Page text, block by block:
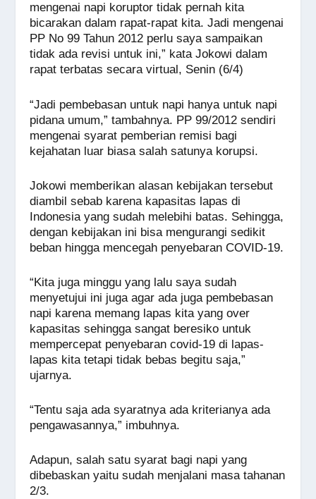
mengenai napi koruptor tidak pernah kita
bicarakan dalam rapat-rapat kita. Jadi mengenai
PP No 99 Tahun 2012 perlu saya sampaikan
tidak ada revisi untuk ini,” kata Jokowi dalam
rapat terbatas secara virtual, Senin (6/4)
“Jadi pembebasan untuk napi hanya untuk napi
pidana umum,” tambahnya. PP 99/2012 sendiri
mengenai syarat pemberian remisi bagi
kejahatan luar biasa salah satunya korupsi.
Jokowi memberikan alasan kebijakan tersebut
diambil sebab karena kapasitas lapas di
Indonesia yang sudah melebihi batas. Sehingga,
dengan kebijakan ini bisa mengurangi sedikit
beban hingga mencegah penyebaran COVID-19.
“Kita juga minggu yang lalu saya sudah
menyetujui ini juga agar ada juga pembebasan
napi karena memang lapas kita yang over
kapasitas sehingga sangat beresiko untuk
mempercepat penyebaran covid-19 di lapas-
lapas kita tetapi tidak bebas begitu saja,”
ujarnya.
“Tentu saja ada syaratnya ada kriterianya ada
pengawasannya,” imbuhnya.
Adapun, salah satu syarat bagi napi yang
dibebaskan yaitu sudah menjalani masa tahanan
2/3.